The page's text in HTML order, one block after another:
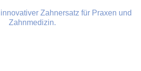
Zahnersatz für Praxen und
Zahn­medizin.